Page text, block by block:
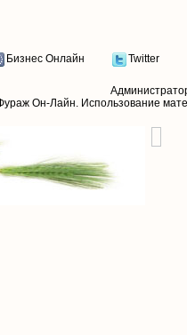
Бизнес Онлайн Twitter
Он-Лайн. Использование